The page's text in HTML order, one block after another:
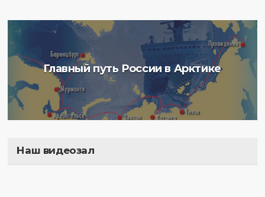
Главный путь России в Арктике
Наш видеозал